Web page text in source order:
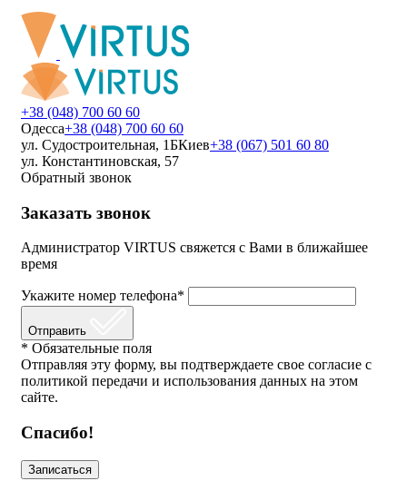
+38 (048) 700 60 60
Одесса+38 (048) 700 60 60
ул. Судостроительная, 1БКиев+38 (067) 501 60 80
ул. Константиновская, 57
Обратный звонок
Заказать звонок
Администратор VIRTUS свяжется с Вами в ближайшее
время
Укажите номер телефона*
Отправить
* Обязательные поля
Отправляя эту форму, вы подтверждаете свое согласие с
политикой передачи и использования данных на этом
сайте.
Спасибо!
Записаться